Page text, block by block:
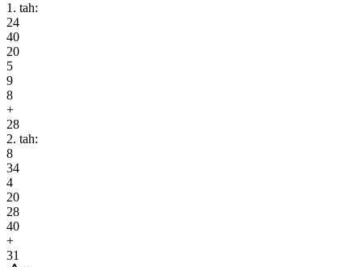
1. tah:
24
40
20
5
9
8
+
28
2. tah:
8
34
4
20
28
40
+
31